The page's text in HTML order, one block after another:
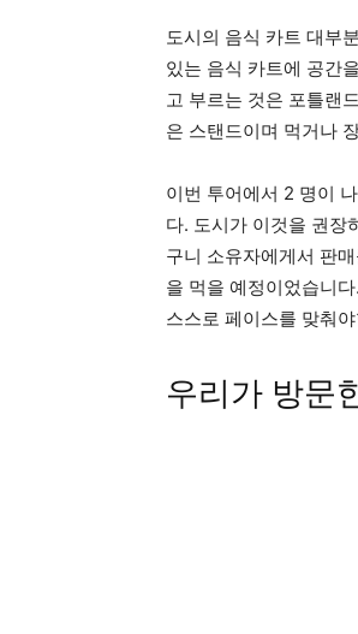
도시의 음식 카트 대부
있는 음식 카트에 공간
고 부르는 것은 포틀랜
은 스탠드이며 먹거나
이번 투어에서 2 명이
다. 도시가 이것을 권장
구니 소유자에게서 판
을 먹을 예정이었습니
스스로 페이스를 맞춰
우리가 방문